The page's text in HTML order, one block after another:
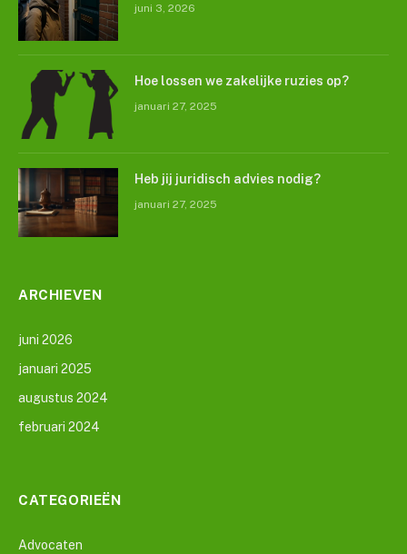
juni 3, 2026
Hoe lossen we zakelijke ruzies op?
januari 27, 2025
Heb jij juridisch advies nodig?
januari 27, 2025
ARCHIEVEN
juni 2026
januari 2025
augustus 2024
februari 2024
CATEGORIEËN
Advocaten